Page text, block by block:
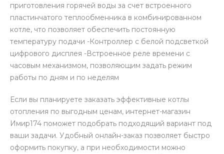
приготовления горячей воды за счет встроенного
пластинчатого теплообменника в комбинированном
котле, что позволяет обеспечить постоянную
температуру подачи -Контроллер с белой подсветкой
цифрового дисплея -Встроенное реле времени с
часовым механизмом, позволяющим задать режим
работы по дням и по неделям
Если вы планируете заказать эффективные котлы
отопления по выгодным ценам, интернет-магазин
Имир174 поможет подобрать подходящий вариант под
ваши задачи. Удобный онлайн-заказ позволяет быстро
оформить покупку, а при необходимости можно